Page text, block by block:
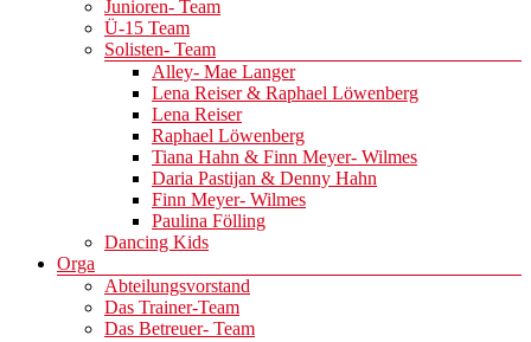
Junioren- Team
Ü-15 Team
Solisten- Team
Alley- Mae Langer
Lena Reiser & Raphael Löwenberg
Lena Reiser
Raphael Löwenberg
Tiana Hahn & Finn Meyer- Wilmes
Daria Pastijan & Denny Hahn
Finn Meyer- Wilmes
Paulina Fölling
Dancing Kids
Orga
Abteilungsvorstand
Das Trainer-Team
Das Betreuer- Team